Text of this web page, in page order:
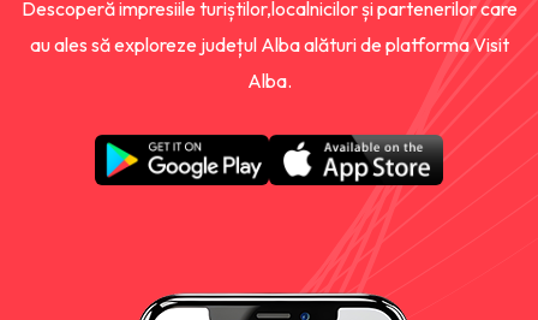
Descoperă impresiile turiștilor,localnicilor și partenerilor care
au ales să exploreze județul Alba alături de platforma Visit
Alba.